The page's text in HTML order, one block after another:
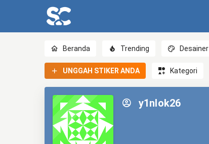
Beranda Trending Desainer
UNGGAH STIKER ANDA Kategori
y1nlok26